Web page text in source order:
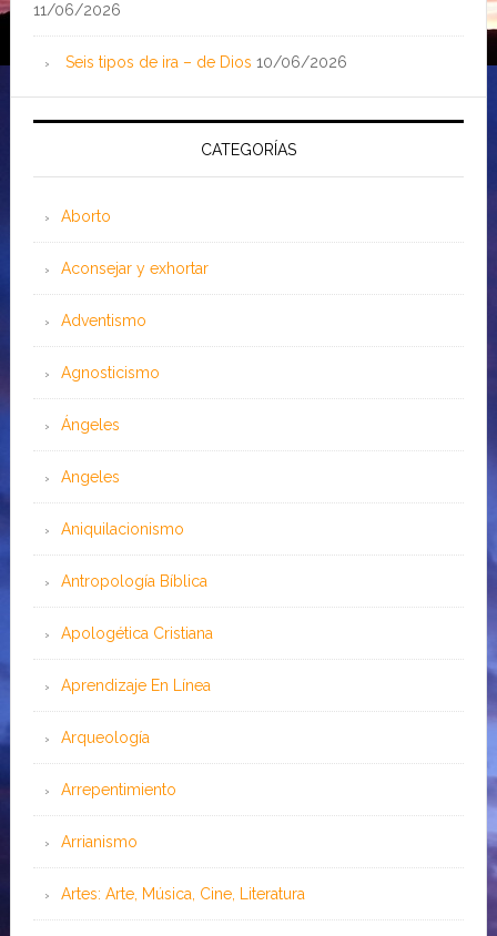
11/06/2026
Seis tipos de ira – de Dios 10/06/2026
CATEGORÍAS
Aborto
Aconsejar y exhortar
Adventismo
Agnosticismo
Ángeles
Angeles
Aniquilacionismo
Antropología Bíblica
Apologética Cristiana
Aprendizaje En Línea
Arqueología
Arrepentimiento
Arrianismo
Artes: Arte, Música, Cine, Literatura